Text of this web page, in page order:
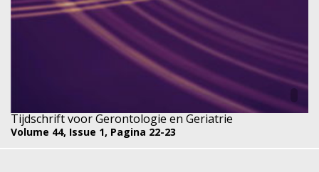
Tijdschrift voor Gerontologie en Geriatrie
Volume 44, Issue 1, Pagina 22-23